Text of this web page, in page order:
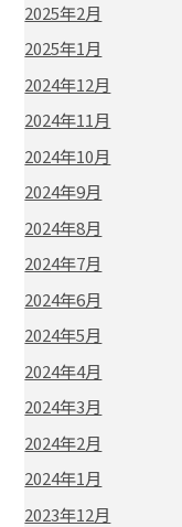
2025年2月
2025年1月
2024年12月
2024年11月
2024年10月
2024年9月
2024年8月
2024年7月
2024年6月
2024年5月
2024年4月
2024年3月
2024年2月
2024年1月
2023年12月